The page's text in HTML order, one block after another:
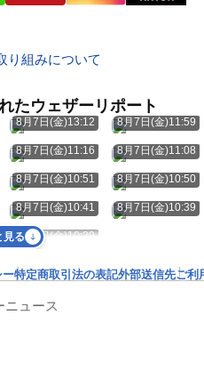
り組みについて
たウェザーリポート
8月7日(金)13:12 8月7日(金)11:59
8月7日(金)11:16 8月7日(金)11:08
8月7日(金)10:51 8月7日(金)10:50
8月7日(金)10:41 8月7日(金)10:39
8月7日(金)10:29
見る
ー特定商取引法の表記外部送信先ご利
ニュース